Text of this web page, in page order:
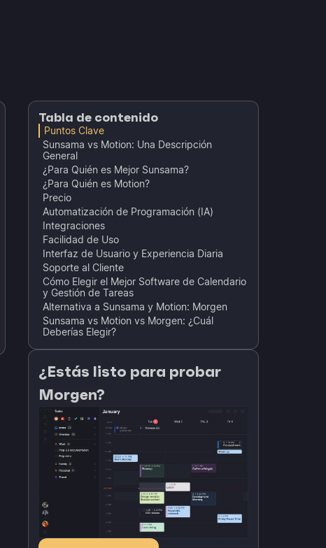
Tabla de contenido
Puntos Clave
Sunsama vs Motion: Una Descripción
General
¿Para Quién es Mejor Sunsama?
¿Para Quién es Motion?
Precio
Automatización de Programación (IA)
Integraciones
Facilidad de Uso
Interfaz de Usuario y Experiencia Diaria
Soporte al Cliente
Cómo Elegir el Mejor Software de Calendario
y Gestión de Tareas
Alternativa a Sunsama y Motion: Morgen
Sunsama vs Motion vs Morgen: ¿Cuál
Deberías Elegir?
¿Estás listo para probar
Morgen?